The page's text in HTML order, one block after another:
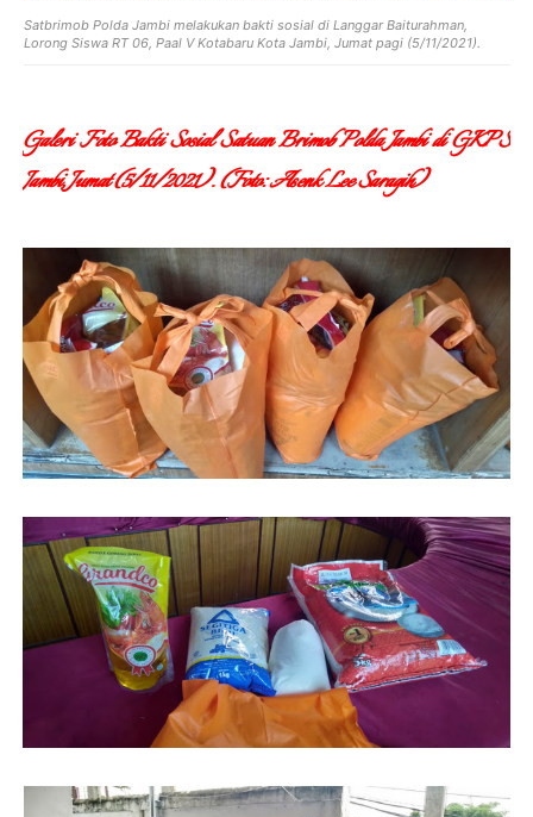
Satbrimob Polda Jambi melakukan bakti sosial di Langgar Baiturahman,
Lorong Siswa RT 06, Paal V Kotabaru Kota Jambi, Jumat pagi (5/11/2021).
Galeri Foto Bakti Sosial Satuan Brimob Polda Jambi di GKPS
Jambi, Jumat (5/11/2021). (Foto: Asenk Lee Saragih)